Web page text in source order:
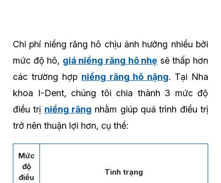
Chi phí niềng răng hô chịu ảnh hưởng nhiều bởi
mức độ hô, giá niềng răng hô nhẹ sẽ thấp hơn
các trường hợp niềng răng hô nặng. Tại Nha
khoa I-Dent, chúng tôi chia thành 3 mức độ
điều trị niềng răng nhằm giúp quá trình điều trị
trở nên thuận lợi hơn, cụ thể:
Mức
độ
điều
Tình trạng